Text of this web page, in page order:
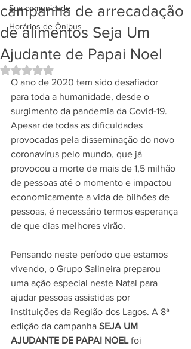
Sua comunidade
Horários de Ônibus
campanha de arrecadação
de alimentos Seja Um
Ajudante de Papai Noel
Avaliado com NaN de 5 estrelas.
O ano de 2020 tem sido desafiador
para toda a humanidade, desde o
surgimento da pandemia da Covid-19.
Apesar de todas as dificuldades
provocadas pela disseminação do novo
coronavírus pelo mundo, que já
provocou a morte de mais de 1,5 milhão
de pessoas até o momento e impactou
economicamente a vida de bilhões de
pessoas, é necessário termos esperança
de que dias melhores virão.
Pensando neste período que estamos
vivendo, o Grupo Salineira preparou
uma ação especial neste Natal para
ajudar pessoas assistidas por
instituições da Região dos Lagos. A 8ª
edição da campanha SEJA UM
AJUDANTE DE PAPAI NOEL foi